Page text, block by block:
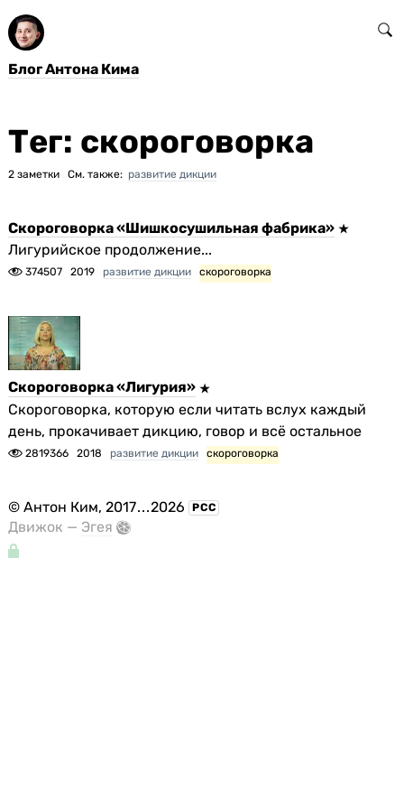
Блог Антона Кима
Тег: скороговорка
2 заметки См. также: развитие дикции
Скороговорка «Шишкосушильная фабрика»
Лигурийское продолжение...
374507 2019 развитие дикции скороговорка
Скороговорка «Лигурия»
Скороговорка, которую если читать вслух каждый
день, прокачивает дикцию, говор и всё остальное
2819366 2018 развитие дикции скороговорка
© Антон Ким, 2017...2026 РСС
Движок — Эгея